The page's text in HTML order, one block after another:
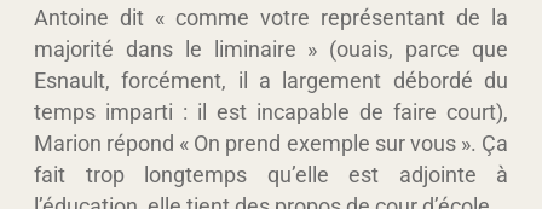
Antoine dit « comme votre représentant de la
majorité dans le liminaire » (ouais, parce que
Esnault, forcément, il a largement débordé du
temps imparti : il est incapable de faire court),
Marion répond « On prend exemple sur vous ». Ça
fait trop longtemps qu’elle est adjointe à